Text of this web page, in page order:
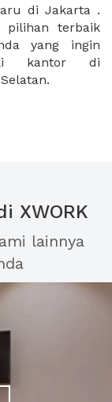
XWORK
lainnya